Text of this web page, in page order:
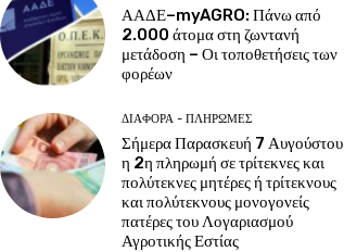
ΑΑΔΕ–myAGRO: Πάνω από
2.000 άτομα στη ζωντανή
μετάδοση – Οι τοποθετήσεις των
φορέων
ΔΙΆΦΟΡΑ - ΠΛΗΡΩΜΈΣ
Σήμερα Παρασκευή 7 Αυγούστου
η 2η πληρωμή σε τρίτεκνες και
πολύτεκνες μητέρες ή τρίτεκνους
και πολύτεκνους μονογονείς
πατέρες του Λογαριασμού
Αγροτικής Εστίας